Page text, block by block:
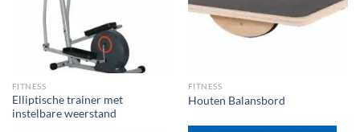
FITNESS
Elliptische trainer met
instelbare weerstand
FITNESS
Houten Balansbord